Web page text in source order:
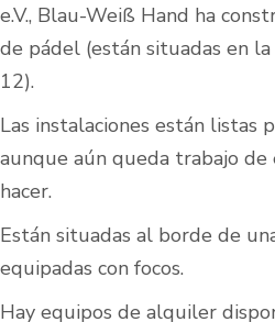
e.V., Blau-Weiß Hand ha
de pádel (están situadas en
12).
Las instalaciones están listas
aunque aún queda trabajo
hacer.
Están situadas al borde de
equipadas con focos.
Hay equipos de alquiler